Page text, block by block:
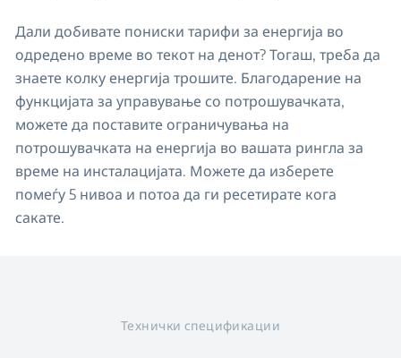
Дали добивате пониски тарифи за енергија во
одредено време во текот на денот? Тогаш, треба да
знаете колку енергија трошите. Благодарение на
функцијата за управување со потрошувачката,
можете да поставите ограничувања на
потрошувачката на енергија во вашата рингла за
време на инсталацијата. Можете да изберете
помеѓу 5 нивоа и потоа да ги ресетирате кога
сакате.
Технички спецификации